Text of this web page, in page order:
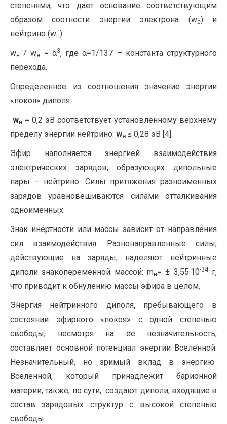
степенями, что дает основание соответствующим
образом соотнести энергии электрона (we) и
нейтрино (wн):
wн / we = α3, где α=1/137 – константа структурного
перехода.
Определенное из соотношения значение энергии
«покоя» диполя:
wн = 0,2 эВ соответствует установленному верхнему
пределу энергии нейтрино: wн ≤ 0,28 эВ [4].
Эфир наполняется энергией взаимодействия
электрических зарядов, образующих дипольные
пары – нейтрино. Силы притяжения разноименных
зарядов уравновешиваются силами отталкивания
одноименных.
Знак инертности или массы зависит от направления
сил взаимодействия. Разнонаправленные силы,
действующие на заряды, наделяют нейтринные
диполи знакопеременной массой: mн= ± 3,55·10-34г,
что приводит к обнулению массы эфира в целом.
Энергия нейтринного диполя, пребывающего в
состоянии эфирного «покоя» с одной степенью
свободы, несмотря на ее незначительность,
составляет основной потенциал энергии Вселенной.
Незначительный, но зримый вклад в энергию
Вселенной, который принадлежит барионной
материи, также, по сути, создают диполи, входящие в
состав зарядовых структур с высокой степенью
свободы.